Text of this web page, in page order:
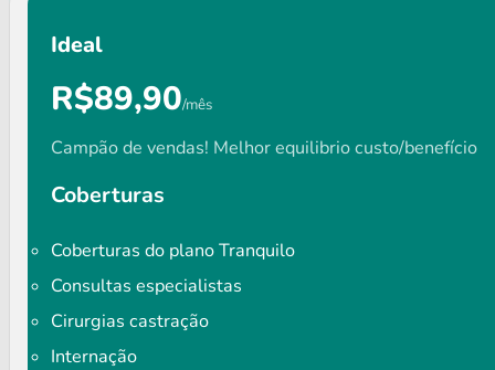
Ideal
R$89,90/mês
Campão de vendas! Melhor equilibrio custo/benefício
Coberturas
Coberturas do plano Tranquilo
Consultas especialistas
Cirurgias castração
Internação